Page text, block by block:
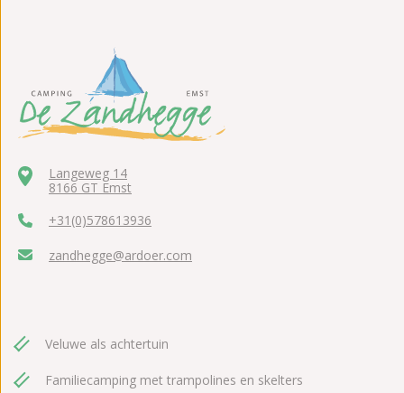
Langeweg 14
8166 GT Emst
+31(0)578613936
zandhegge@ardoer.com
Veluwe als achtertuin
Familiecamping met trampolines en skelters